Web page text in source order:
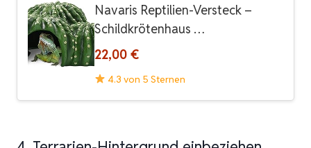
Navaris Reptilien-Versteck –
Schildkrötenhaus …
22,00 €
4.3 von 5 Sternen